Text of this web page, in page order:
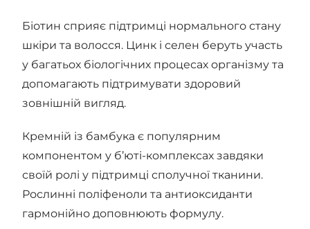
Біотин сприяє підтримці нормального стану
шкіри та волосся. Цинк і селен беруть участь
у багатьох біологічних процесах організму та
допомагають підтримувати здоровий
зовнішній вигляд.
Кремній із бамбука є популярним
компонентом у б’юті-комплексах завдяки
своїй ролі у підтримці сполучної тканини.
Рослинні поліфеноли та антиоксиданти
гармонійно доповнюють формулу.